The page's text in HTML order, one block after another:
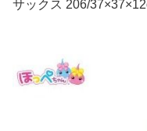
サックス 206/